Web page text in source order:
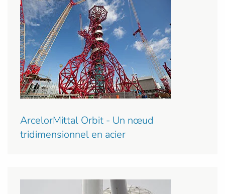
ArcelorMittal Orbit - Un nœud
tridimensionnel en acier